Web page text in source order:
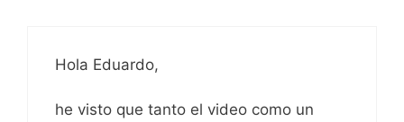
Hola Eduardo,
he visto que tanto el video como un